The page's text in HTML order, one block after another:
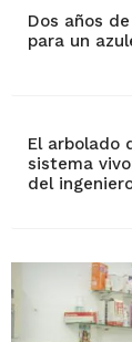
Dos años
para un
El arbolado
sistema
del